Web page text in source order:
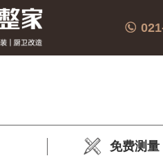
免费测量